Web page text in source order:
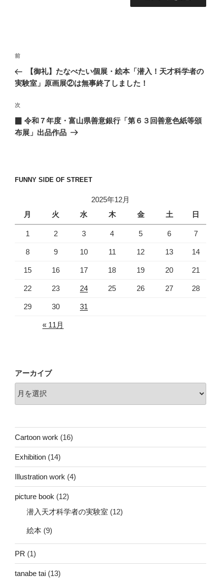
投
ナ
ゲ
ー
シ
前
の
投
前
【御礼】たなべたい個展・絵本「潜入！天才科学者の
実験室」原画展②は無事終了しました！
次
の
投
次
▉ 令和７年度・富山県善意銀行「第６３回善意色紙等頒
布展」出品作品
FUNNY SIDE OF STREET
2025年12月
月
火 水 木 金 土 日
1 2 3 4 5 6 7
8 9 10 11 12 13 14
15 16 17 18 19 20 21
22 23 24 25 26 27 28
29 30 31
« 11月
アーカイブ
Cartoon work (16)
Exhibition (14)
Illustration work (4)
picture book (12)
潜入天才科学者の実験室 (12)
絵本 (9)
PR (1)
tanabe tai (13)